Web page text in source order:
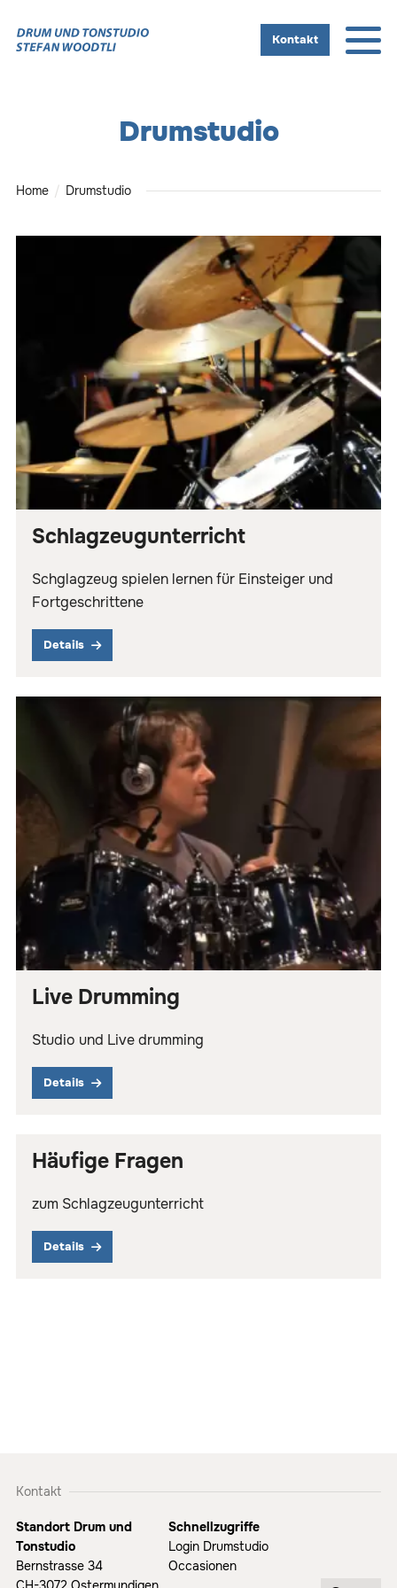
Kontakt
Home Drumstudio
Drumstudio
Schlagzeugunterricht
Schglagzeug spielen lernen für Einsteiger und
Fortgeschrittene
Details
Live Drumming
Studio und Live drumming
Details
Häufige Fragen
zum Schlagzeugunterricht
Details
Kontakt
Standort Drum und
Tonstudio
Bernstrasse 34
Schnellzugriffe
Login Drumstudio
Occasionen